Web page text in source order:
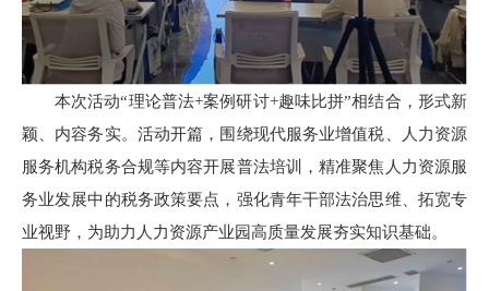
本次活动“理论普法+案例研讨+趣味比拼”相结合，形式新
颖、内容务实。活动开篇，围绕现代服务业增值税、人力资源
服务机构税务合规等内容开展普法培训，精准聚焦人力资源服
务业发展中的税务政策要点，强化青年干部法治思维、拓宽专
业视野，为助力人力资源产业园高质量发展夯实知识基础。